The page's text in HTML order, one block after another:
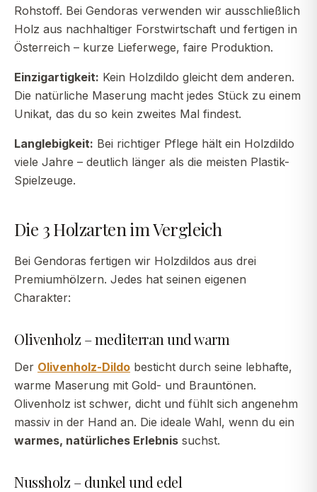
Rohstoff. Bei Gendoras verwenden wir ausschließlich
Holz aus nachhaltiger Forstwirtschaft und fertigen in
Österreich – kurze Lieferwege, faire Produktion.
Einzigartigkeit: Kein Holzdildo gleicht dem anderen.
Die natürliche Maserung macht jedes Stück zu einem
Unikat, das du so kein zweites Mal findest.
Langlebigkeit: Bei richtiger Pflege hält ein Holzdildo
viele Jahre – deutlich länger als die meisten Plastik-
Spielzeuge.
Die 3 Holzarten im Vergleich
Bei Gendoras fertigen wir Holzdildos aus drei
Premiumhölzern. Jedes hat seinen eigenen
Charakter:
Olivenholz – mediterran und warm
Der Olivenholz-Dildo besticht durch seine lebhafte,
warme Maserung mit Gold- und Brauntönen.
Olivenholz ist schwer, dicht und fühlt sich angenehm
massiv in der Hand an. Die ideale Wahl, wenn du ein
warmes, natürliches Erlebnis suchst.
Nussholz – dunkel und edel